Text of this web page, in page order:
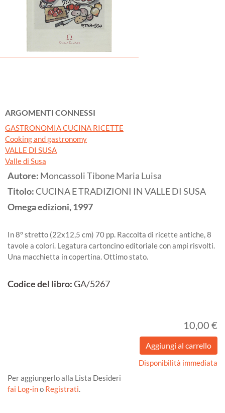
ARGOMENTI CONNESSI
GASTRONOMIA CUCINA RICETTE
Cooking and gastronomy
VALLE DI SUSA
Valle di Susa
Autore: Moncassoli Tibone Maria Luisa
Titolo:CUCINA E TRADIZIONI IN VALLE DI SUSA
Omega edizioni,1997
In 8° stretto (22x12,5 cm) 70 pp. Raccolta di ricette antiche, 8
tavole a colori. Legatura cartoncino editoriale con ampi risvolti.
Una macchietta in copertina. Ottimo stato.
Codice del libro:GA/5267
10,00 €
Disponibilità immediata
Per aggiungerlo alla Lista Desideri
fai Log-ino Registrati.